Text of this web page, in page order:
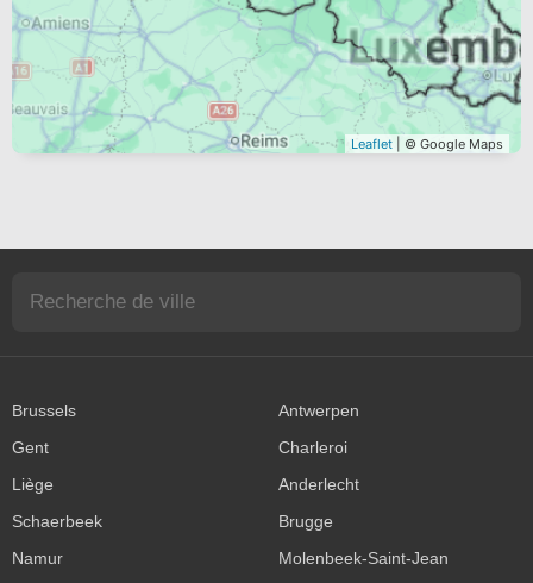
Leaflet | © Google Maps
Brussels
Antwerpen
Gent
Charleroi
Liège
Anderlecht
Schaerbeek
Brugge
Namur
Molenbeek-Saint-Jean